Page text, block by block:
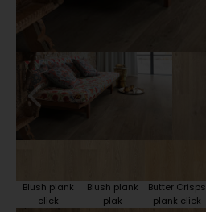
Blush plank
click
Blush plank
plak
Butter Crisps
plank click